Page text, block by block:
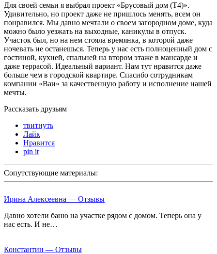
Для своей семьи я выбрал проект «Брусовый дом (Т4)».
Удивительно, но проект даже не пришлось менять, всем он
понравился. Мы давно мечтали о своем загородном доме, куда
можно было уезжать на выходные, каникулы в отпуск.
Участок был, но на нем стояла времянка, в которой даже
ночевать не останешься. Теперь у нас есть полноценный дом с
гостиной, кухней, спальней на втором этаже в мансарде и
даже террасой. Идеальный вариант. Нам тут нравится даже
больше чем в городской квартире. Спасибо сотрудникам
компании «Ваи» за качественную работу и исполнение нашей
мечты.
Рассказать друзьям
твитнуть
Лайк
Нравится
pin it
Сопутствующие материалы:
Ирина Алексеевна — Отзывы
Давно хотели баню на участке рядом с домом. Теперь она у
нас есть. И не…
Константин — Отзывы